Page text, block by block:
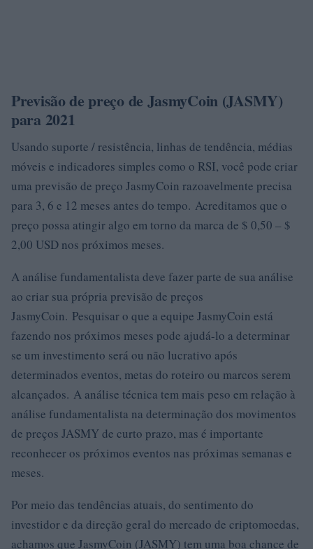
Previsão de preço de JasmyCoin (JASMY)
para 2021
Usando suporte / resistência, linhas de tendência, médias
móveis e indicadores simples como o RSI, você pode criar
uma previsão de preço JasmyCoin razoavelmente precisa
para 3, 6 e 12 meses antes do tempo. Acreditamos que o
preço possa atingir algo em torno da marca de $ 0,50 – $
2,00 USD nos próximos meses.
A análise fundamentalista deve fazer parte de sua análise
ao criar sua própria previsão de preços
JasmyCoin. Pesquisar o que a equipe JasmyCoin está
fazendo nos próximos meses pode ajudá-lo a determinar
se um investimento será ou não lucrativo após
determinados eventos, metas do roteiro ou marcos serem
alcançados. A análise técnica tem mais peso em relação à
análise fundamentalista na determinação dos movimentos
de preços JASMY de curto prazo, mas é importante
reconhecer os próximos eventos nas próximas semanas e
meses.
Por meio das tendências atuais, do sentimento do
investidor e da direção geral do mercado de criptomoedas,
achamos que JasmyCoin (JASMY) tem uma boa chance de